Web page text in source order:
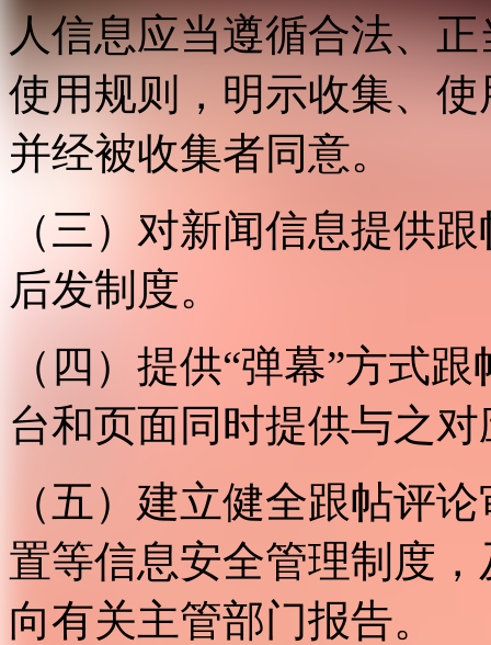
人信息应当遵循合法、
使用规则，明示收集、
并经被收集者同意。
（三）对新闻信息提供
后发制度。
（四）提供“弹幕”方式
台和页面同时提供与之
（五）建立健全跟帖评
置等信息安全管理制度
向有关主管部门报告。